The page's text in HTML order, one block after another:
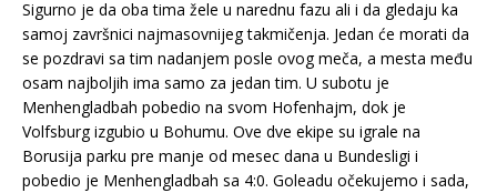
Sigurno je da oba tima žele u narednu fazu ali i da gledaju ka
samoj završnici najmasovnijeg takmičenja. Jedan će morati da
se pozdravi sa tim nadanjem posle ovog meča, a mesta među
osam najboljih ima samo za jedan tim. U subotu je
Menhengladbah pobedio na svom Hofenhajm, dok je
Volfsburg izgubio u Bohumu. Ove dve ekipe su igrale na
Borusija parku pre manje od mesec dana u Bundesligi i
pobedio je Menhengladbah sa 4:0. Goleadu očekujemo i sada,